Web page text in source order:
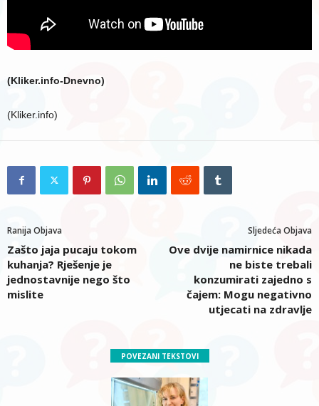
(Kliker.info-Dnevno)
(Kliker.info)
Ranija Objava
Zašto jaja pucaju tokom
kuhanja? Rješenje je
jednostavnije nego što
mislite
Sljedeća Objava
Ove dvije namirnice nikada
ne biste trebali
konzumirati zajedno s
čajem: Mogu negativno
utjecati na zdravlje
POVEZANI TEKSTOVI